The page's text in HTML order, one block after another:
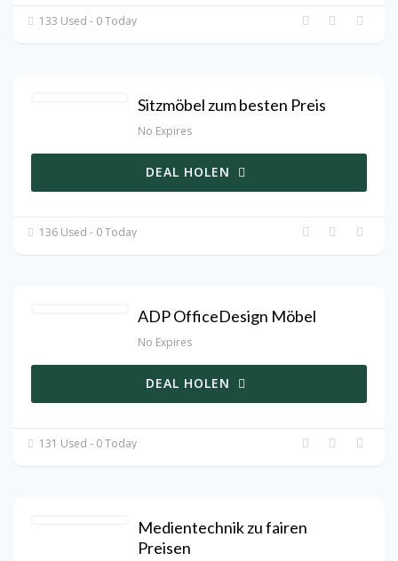
133 Used - 0 Today
Sitzmöbel zum besten Preis
No Expires
DEAL HOLEN
136 Used - 0 Today
ADP OfficeDesign Möbel
No Expires
DEAL HOLEN
131 Used - 0 Today
Medientechnik zu fairen
Preisen